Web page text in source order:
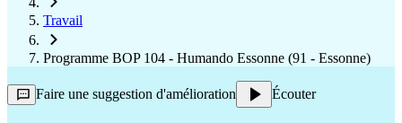
Travail
Programme BOP 104 - Humando Essonne (91 - Essonne)
Faire une suggestion d'amélioration Écouter